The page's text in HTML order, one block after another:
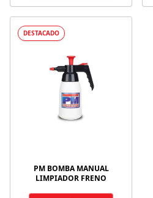
DESTACADO
PM BOMBA MANUAL
LIMPIADOR FRENO